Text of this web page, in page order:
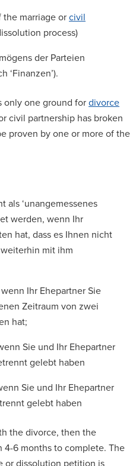
the marriage orcivil
process)
der Parteien
‘Finanzen’).
only one ground fordivorce
civil partnership has broken
proven by one or more of the
als ‘unangemessenes
werden, wenn Ihr
hat, dass es Ihnen nicht
mit ihm
Ihr Ehepartner Sie
Zeitraum von zwei
hat;
Sie und Ihr Ehepartner
gelebt haben
Sie und Ihr Ehepartner
gelebt haben
the divorce, then the
4-6 months to complete. The
or dissolution petition is